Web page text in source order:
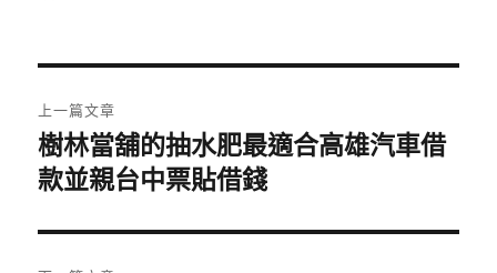
章
導
覽
上一篇文章
上
一
文
章:
樹林當舖的抽水肥最適合高雄汽車借
款並親台中票貼借錢